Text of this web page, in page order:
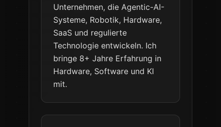
Unternehmen, die Agentic-AI-
Systeme, Robotik, Hardware,
SaaS und regulierte
Technologie entwickeln. Ich
bringe 8+ Jahre Erfahrung in
Hardware, Software und KI
mit.